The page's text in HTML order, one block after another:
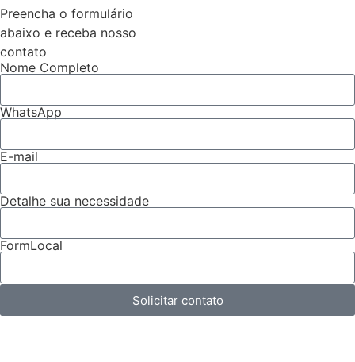
Preencha o formulário
abaixo e receba nosso
contato
Nome Completo
WhatsApp
E-mail
Detalhe sua necessidade
FormLocal
Solicitar contato